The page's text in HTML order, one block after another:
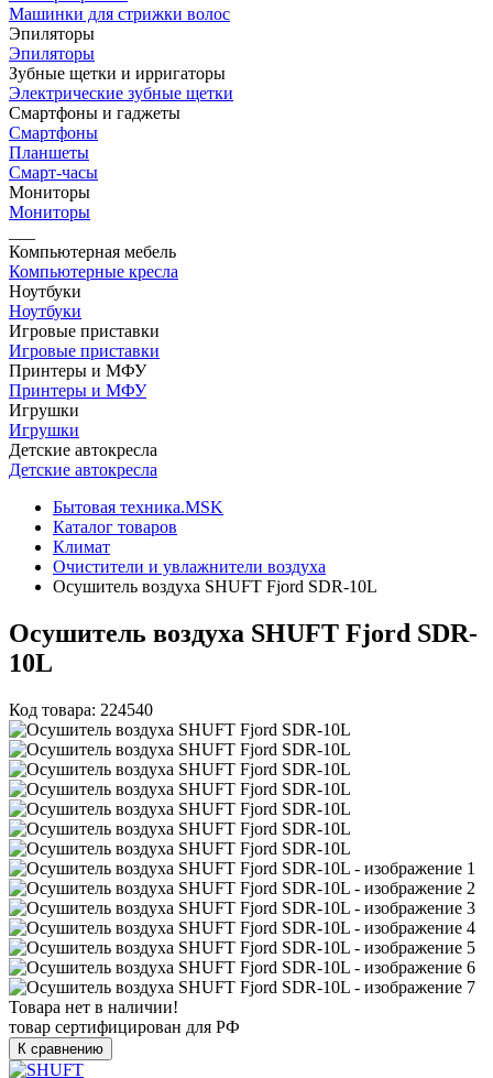
Машинки для стрижки волос
Эпиляторы
Эпиляторы
Зубные щетки и ирригаторы
Электрические зубные щетки
Смартфоны и гаджеты
Смартфоны
Планшеты
Смарт-часы
Мониторы
Мониторы
Компьютерная мебель
Компьютерные кресла
Ноутбуки
Ноутбуки
Игровые приставки
Игровые приставки
Принтеры и МФУ
Принтеры и МФУ
Игрушки
Игрушки
Детские автокресла
Детские автокресла
Бытовая техника.MSK
Каталог товаров
Климат
Очистители и увлажнители воздуха
Осушитель воздуха SHUFT Fjord SDR-10L
Осушитель воздуха SHUFT Fjord SDR-
10L
Код товара: 224540
Товара нет в наличии!
товар сертифицирован для РФ
К сравнению